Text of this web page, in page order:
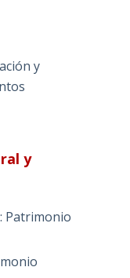
y
y
Patrimonio